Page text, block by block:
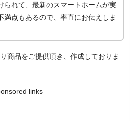
られて、最新のスマートホームが実
満点もあるので、率直にお伝えしま
商品をご提供頂き、作成しておりま
links